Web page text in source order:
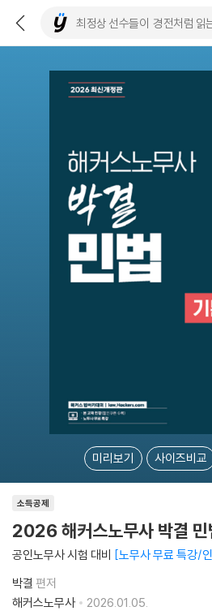
미리보기 사이즈비교
소득공제
2026 해커스노무사 박결 민
공인노무사 시험 대비 노무사 무료 특강/
박결 편저
해커스노무사
2026.01.05.